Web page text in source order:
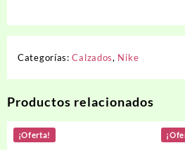
Categorías:Calzados, Nike
Productos relacionados
¡Oferta!